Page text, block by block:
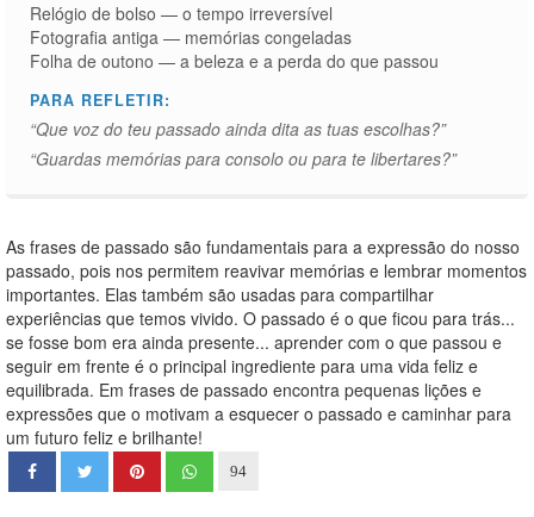
Relógio de bolso — o tempo irreversível
Fotografia antiga — memórias congeladas
Folha de outono — a beleza e a perda do que passou
PARA REFLETIR:
“Que voz do teu passado ainda dita as tuas escolhas?”
“Guardas memórias para consolo ou para te libertares?”
As frases de passado são fundamentais para a expressão do nosso
passado, pois nos permitem reavivar memórias e lembrar momentos
importantes. Elas também são usadas para compartilhar
experiências que temos vivido. O passado é o que ficou para trás...
se fosse bom era ainda presente... aprender com o que passou e
seguir em frente é o principal ingrediente para uma vida feliz e
equilibrada. Em frases de passado encontra pequenas lições e
expressões que o motivam a esquecer o passado e caminhar para
um futuro feliz e brilhante!
94